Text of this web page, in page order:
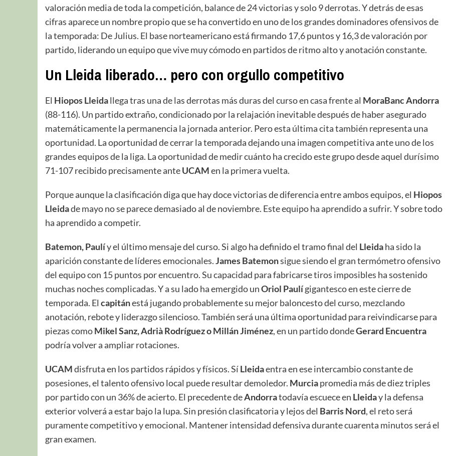
valoración media de toda la competición, balance de 24 victorias y solo 9 derrotas. Y detrás de esas
cifras aparece un nombre propio que se ha convertido en uno de los grandes dominadores ofensivos de
la temporada: De Julius. El base norteamericano está firmando 17,6 puntos y 16,3 de valoración por
partido, liderando un equipo que vive muy cómodo en partidos de ritmo alto y anotación constante.
Un Lleida liberado… pero con orgullo competitivo
El Hiopos Lleidallega tras una de las derrotas más duras del curso en casa frente al MoraBanc Andorra
(88-116). Un partido extraño, condicionado por la relajación inevitable después de haber asegurado
matemáticamente la permanencia la jornada anterior. Pero esta última cita también representa una
oportunidad. La oportunidad de cerrar la temporada dejando una imagen competitiva ante uno de los
grandes equipos de la liga. La oportunidad de medir cuánto ha crecido este grupo desde aquel durísimo
71-107 recibido precisamente anteUCAMen la primera vuelta.
Porque aunque la clasificación diga que hay doce victorias de diferencia entre ambos equipos, el Hiopos
Lleidade mayo no se parece demasiado al de noviembre. Este equipo ha aprendido a sufrir. Y sobre todo
ha aprendido a competir.
Batemon, Paulíy el último mensaje del curso. Si algo ha definido el tramo final del Lleidaha sido la
aparición constante de líderes emocionales.James Batemonsigue siendo el gran termómetro ofensivo
del equipo con 15 puntos por encuentro. Su capacidad para fabricarse tiros imposibles ha sostenido
muchas noches complicadas. Y a su lado ha emergido unOriol Paulígigantesco en este cierre de
temporada. El capitánestá jugando probablemente su mejor baloncesto del curso, mezclando
anotación, rebote y liderazgo silencioso. También será una última oportunidad para reivindicarse para
piezas comoMikel Sanz, Adrià Rodríguez o Millán Jiménez, en un partido dondeGerard Encuentra
podría volver a ampliar rotaciones.
UCAMdisfruta en los partidos rápidos y físicos. SíLleidaentra en ese intercambio constante de
posesiones, el talento ofensivo local puede resultar demoledor. Murciapromedia más de diez triples
por partido con un 36% de acierto. El precedente deAndorratodavía escuece en Lleiday la defensa
exterior volverá a estar bajo la lupa. Sin presión clasificatoria y lejos del BarrisNord, el reto será
puramente competitivo y emocional. Mantener intensidad defensiva durante cuarenta minutos será el
gran examen.